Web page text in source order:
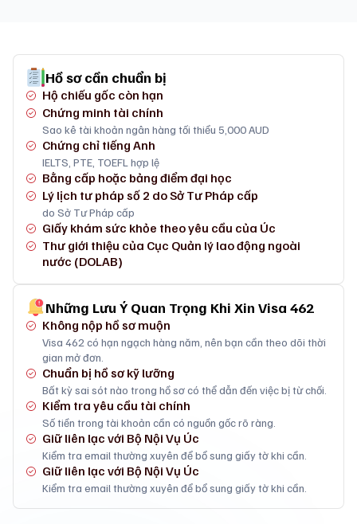
Hồ sơ cần chuẩn bị
Hộ chiếu gốc còn hạn
Chứng minh tài chính
Sao kê tài khoản ngân hàng tối thiểu 5,000 AUD
Chứng chỉ tiếng Anh
IELTS, PTE, TOEFL hợp lệ
Bằng cấp hoặc bảng điểm đại học
Lý lịch tư pháp số 2 do Sở Tư Pháp cấp
do Sở Tư Pháp cấp
Giấy khám sức khỏe theo yêu cầu của Úc
Thư giới thiệu của Cục Quản lý lao động ngoài
nước (DOLAB)
Những Lưu Ý Quan Trọng Khi Xin Visa 462
Không nộp hồ sơ muộn
Visa 462 có hạn ngạch hàng năm, nên bạn cần theo dõi thời
gian mở đơn.
Chuẩn bị hồ sơ kỹ lưỡng
Bất kỳ sai sót nào trong hồ sơ có thể dẫn đến việc bị từ chối.
Kiểm tra yêu cầu tài chính
Số tiền trong tài khoản cần có nguồn gốc rõ ràng.
Giữ liên lạc với Bộ Nội Vụ Úc
Kiểm tra email thường xuyên để bổ sung giấy tờ khi cần.
Giữ liên lạc với Bộ Nội Vụ Úc
Kiểm tra email thường xuyên để bổ sung giấy tờ khi cần.